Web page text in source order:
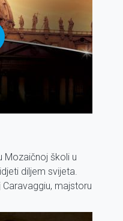
Mozaičnoj školi u
diljem svijeta.
majstoru